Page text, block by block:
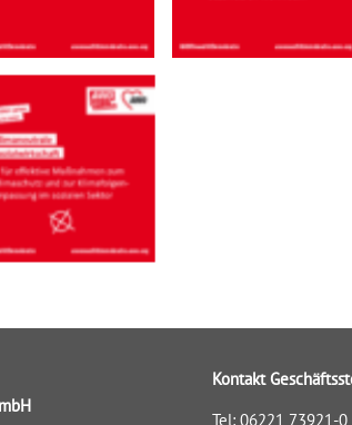
Kontakt
Tel: 06221 73921-0